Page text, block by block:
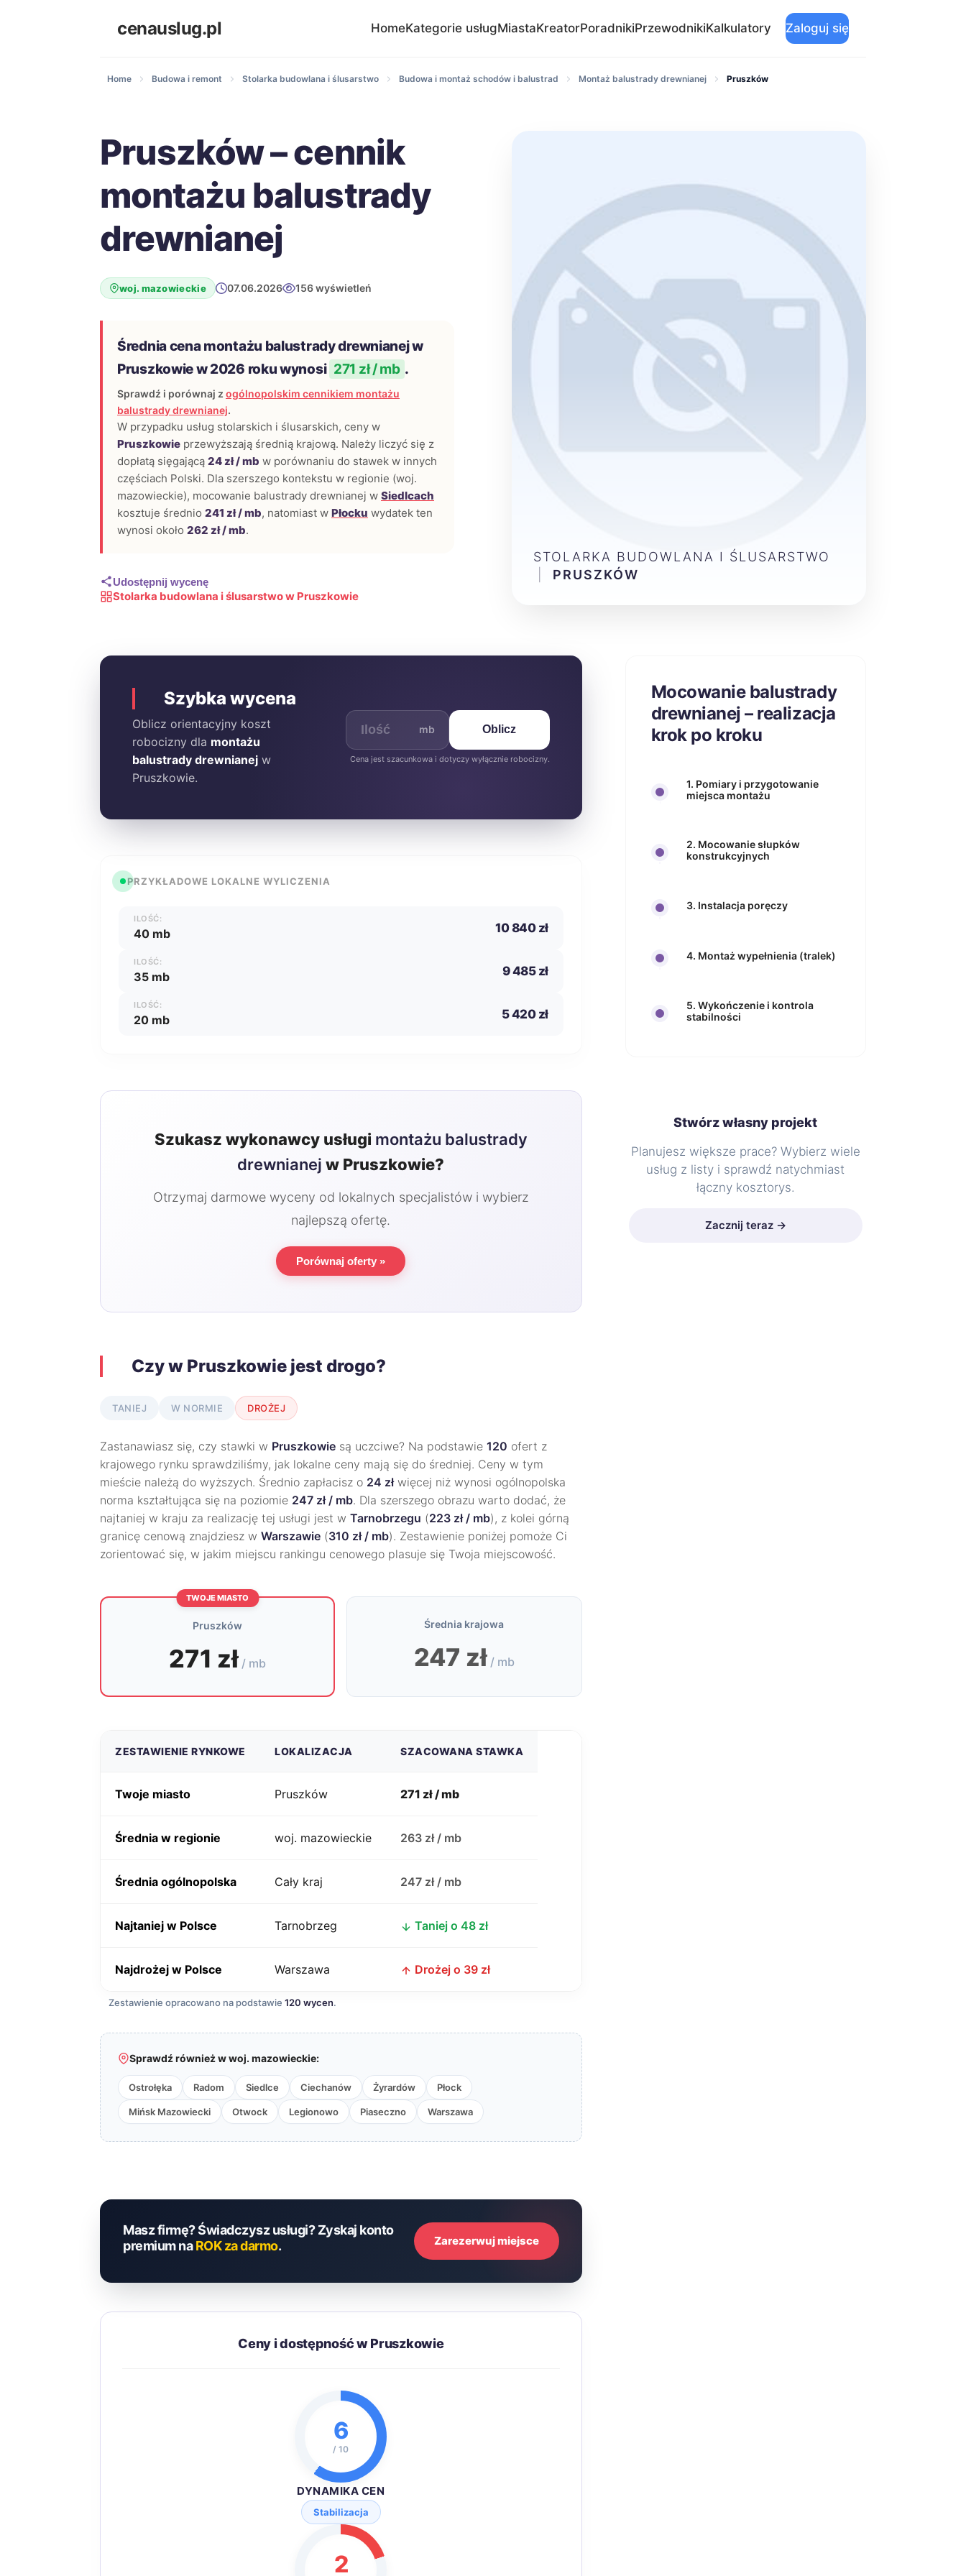
cenauslug.pl HomeKategorie usługMiastaKreatorPoradnikiPrzewodnikiKalkulatory Zaloguj się
Home Budowa i remont Stolarka budowlana i ślusarstwo Budowa i montaż schodów i balustrad Montaż balustrady drewnianej Pruszków
Pruszków – cennik
montażu balustrady
drewnianej
woj. mazowieckie 07.06.2026 156 wyświetleń
Średnia cena montażu balustrady drewnianej w
Pruszkowie w 2026 roku wynosi 271 zł / mb .
Sprawdź i porównaj z ogólnopolskim cennikiem montażu
balustrady drewnianej.
W przypadku usług stolarskich i ślusarskich, ceny w
Pruszkowie przewyższają średnią krajową. Należy liczyć się z
dopłatą sięgającą 24 zł / mb w porównaniu do stawek w innych
częściach Polski. Dla szerszego kontekstu w regionie (woj.
mazowieckie), mocowanie balustrady drewnianej w Siedlcach
kosztuje średnio 241 zł / mb, natomiast w Płocku wydatek ten
wynosi około 262 zł / mb.
Udostępnij wycenę
Stolarka budowlana i ślusarstwo w Pruszkowie
STOLARKA BUDOWLANA I ŚLUSARSTWO
PRUSZKÓW
Szybka wycena
Oblicz orientacyjny koszt
robocizny dla montażu
balustrady drewnianej w
Pruszkowie.
mb Oblicz
Cena jest szacunkowa i dotyczy wyłącznie robocizny.
PRZYKŁADOWE LOKALNE WYLICZENIA
ILOŚĆ:
40 mb 10 840 zł
ILOŚĆ:
35 mb 9 485 zł
ILOŚĆ:
20 mb 5 420 zł
Szukasz wykonawcy usługi montażu balustrady
drewnianej w Pruszkowie?
Otrzymaj darmowe wyceny od lokalnych specjalistów i wybierz
najlepszą ofertę.
Porównaj oferty »
Czy w Pruszkowie jest drogo?
TANIEJ W NORMIE DROŻEJ
Zastanawiasz się, czy stawki w Pruszkowie są uczciwe? Na podstawie 120 ofert z
krajowego rynku sprawdziliśmy, jak lokalne ceny mają się do średniej. Ceny w tym
mieście należą do wyższych. Średnio zapłacisz o 24 złwięcej niż wynosi ogólnopolska
norma kształtująca się na poziomie 247 zł / mb. Dla szerszego obrazu warto dodać, że
najtaniej w kraju za realizację tej usługi jest w Tarnobrzegu (223 zł / mb), z kolei górną
granicę cenową znajdziesz w Warszawie (310 zł / mb). Zestawienie poniżej pomoże Ci
zorientować się, w jakim miejscu rankingu cenowego plasuje się Twoja miejscowość.
TWOJE MIASTO
Pruszków
271 zł / mb
Średnia krajowa
247 zł / mb
ZESTAWIENIE RYNKOWE LOKALIZACJA SZACOWANA STAWKA
Twoje miasto Pruszków 271 zł / mb
Średnia w regionie woj. mazowieckie 263 zł / mb
Średnia ogólnopolska Cały kraj 247 zł / mb
Najtaniej w Polsce Tarnobrzeg Taniej o 48 zł
Najdrożej w Polsce Warszawa Drożej o 39 zł
Zestawienie opracowano na podstawie 120 wycen.
Sprawdź również w woj. mazowieckie:
Ostrołęka Radom Siedlce Ciechanów Żyrardów Płock
Mińsk Mazowiecki Otwock Legionowo Piaseczno Warszawa
Masz firmę? Świadczysz usługi? Zyskaj konto
premium naROK za darmo. Zarezerwuj miejsce
Ceny i dostępność w Pruszkowie
6
/ 10
DYNAMIKA CEN
Stabilizacja
2
Mocowanie balustrady
drewnianej – realizacja
krok po kroku
1. Pomiary i przygotowanie
miejsca montażu
2. Mocowanie słupków
konstrukcyjnych
3. Instalacja poręczy
4. Montaż wypełnienia (tralek)
5. Wykończenie i kontrola
stabilności
Stwórz własny projekt
Planujesz większe prace? Wybierz wiele
usług z listy i sprawdź natychmiast
łączny kosztorys.
Zacznij teraz →